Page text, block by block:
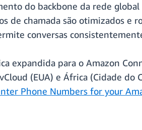
do backbone da rede
de chamada são otimizados
conversas
expandida para o Amazon
(EUA) e África (Cidade
Phone Numbers for your